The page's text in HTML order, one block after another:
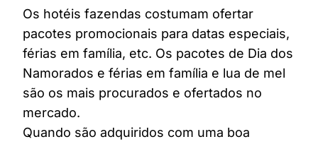
Os hotéis fazendas costumam ofertar
pacotes promocionais para datas especiais,
férias em família, etc. Os pacotes de Dia dos
Namorados e férias em família e lua de mel
são os mais procurados e ofertados no
mercado.
Quando são adquiridos com uma boa